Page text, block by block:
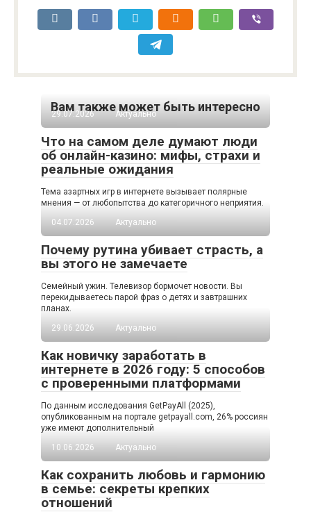
Вам также может быть интересно
29.07.2026 Актуально
Что на самом деле думают люди
об онлайн-казино: мифы, страхи и
реальные ожидания
Тема азартных игр в интернете вызывает полярные
мнения — от любопытства до категоричного неприятия.
04.07.2026
Актуально
Почему рутина убивает страсть, а
вы этого не замечаете
Семейный ужин. Телевизор бормочет новости. Вы
перекидываетесь парой фраз о детях и завтрашних
планах.
29.06.2026
Актуально
Как новичку заработать в
интернете в 2026 году: 5 способов
с проверенными платформами
По данным исследования GetPayAll (2025),
опубликованным на портале getpayall.com, 26% россиян
уже имеют дополнительный
10.06.2026
Актуально
Как сохранить любовь и гармонию
в семье: секреты крепких
отношений